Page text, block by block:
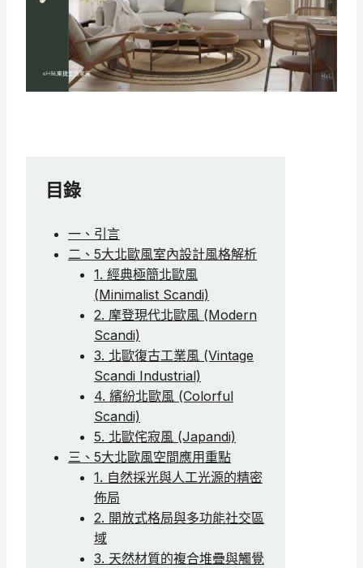
目錄
一、引言
二、5大北歐風室內設計風格解析
1. 經典極簡北歐風
(Minimalist Scandi)
2. 摩登現代北歐風 (Modern
Scandi)
3. 北歐復古工業風 (Vintage
Scandi Industrial)
4. 繽紛北歐風 (Colorful
Scandi)
5. 北歐侘寂風 (Japandi)
三、5大北歐風空間應用重點
1. 自然採光與人工光源的精密
佈局
2. 開放式格局與多功能社交區
域
3. 天然材質的複合堆疊與觸覺